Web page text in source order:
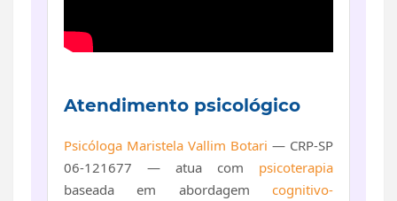
Atendimento psicológico
Psicóloga Maristela Vallim Botari — CRP-SP
06-121677 — atua com psicoterapia
baseada em abordagem cognitivo-